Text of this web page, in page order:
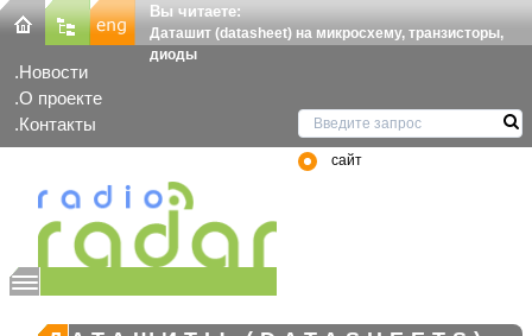
Вы читаете:
Даташит (datasheet) на микросхему, транзисторы,
диоды
Новости
О проекте
Контакты
сайт